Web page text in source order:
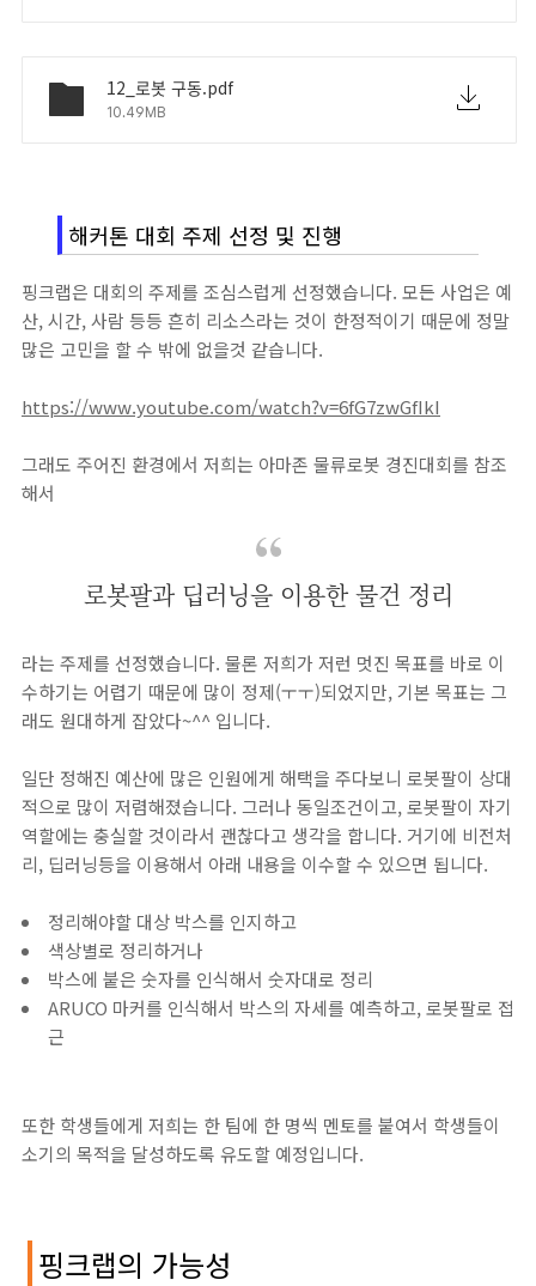
12_로봇 구동.pdf
10.49MB
해커톤 대회 주제 선정 및 진행
핑크랩은 대회의 주제를 조심스럽게 선정했습니다. 모든 사업은 예
산, 시간, 사람 등등 흔히 리소스라는 것이 한정적이기 때문에 정말
많은 고민을 할 수 밖에 없을것 같습니다.
https://www.youtube.com/watch?v=6fG7zwGfIkI
그래도 주어진 환경에서 저희는 아마존 물류로봇 경진대회를 참조
해서
로봇팔과 딥러닝을 이용한 물건 정리
라는 주제를 선정했습니다. 물론 저희가 저런 멋진 목표를 바로 이
수하기는 어렵기 때문에 많이 정제(ㅜㅜ)되었지만, 기본 목표는 그
래도 원대하게 잡았다~^^ 입니다.
일단 정해진 예산에 많은 인원에게 해택을 주다보니 로봇팔이 상대
적으로 많이 저렴해졌습니다. 그러나 동일조건이고, 로봇팔이 자기
역할에는 충실할 것이라서 괜찮다고 생각을 합니다. 거기에 비전처
리, 딥러닝등을 이용해서 아래 내용을 이수할 수 있으면 됩니다.
정리해야할 대상 박스를 인지하고
색상별로 정리하거나
박스에 붙은 숫자를 인식해서 숫자대로 정리
ARUCO 마커를 인식해서 박스의 자세를 예측하고, 로봇팔로 접
근
또한 학생들에게 저희는 한 팀에 한 명씩 멘토를 붙여서 학생들이
소기의 목적을 달성하도록 유도할 예정입니다.
핑크랩의 가능성